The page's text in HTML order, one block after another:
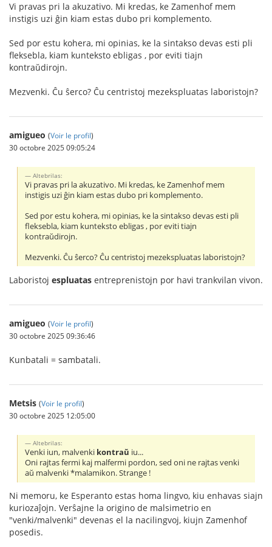
Vi pravas pri la akuzativo. Mi kredas, ke Zamenhof mem
instigis uzi ĝin kiam estas dubo pri komplemento.
Sed por estu kohera, mi opinias, ke la sintakso devas esti pli
fleksebla, kiam kunteksto ebligas , por eviti tiajn
kontraŭdirojn.
Mezvenki. Ĉu ŝerco? Ĉu centristoj mezekspluatas laboristojn?
amigueo (Voir le profil)
30 octobre 2025 09:05:24
Altebrilas:
Vi pravas pri la akuzativo. Mi kredas, ke Zamenhof mem
instigis uzi ĝin kiam estas dubo pri komplemento.
Sed por estu kohera, mi opinias, ke la sintakso devas esti pli
fleksebla, kiam kunteksto ebligas , por eviti tiajn
kontraŭdirojn.
Mezvenki. Ĉu ŝerco? Ĉu centristoj mezekspluatas laboristojn?
Laboristoj espluatas entreprenistojn por havi trankvilan vivon.
amigueo (Voir le profil)
30 octobre 2025 09:36:46
Kunbatali = sambatali.
Metsis (Voir le profil)
30 octobre 2025 12:05:00
Altebrilas:
Venki iun, malvenki kontraŭ iu...
Oni rajtas fermi kaj malfermi pordon, sed oni ne rajtas venki
aŭ malvenki *malamikon. Strange !
Ni memoru, ke Esperanto estas homa lingvo, kiu enhavas siajn
kuriozaĵojn. Verŝajne la origino de malsimetrio en
"venki/malvenki" devenas el la nacilingvoj, kiujn Zamenhof
posedis.